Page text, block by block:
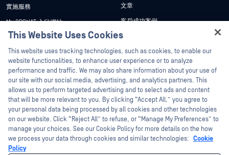
實施服務
My OPSWAT 入口網站
技術檔案
訓練
漏洞通報計畫
合作夥伴
認證
技術合作夥伴
管道合作夥伴計劃
文章
客戶成功案例
新聞稿
新聞報導
網路研討會
產品型錄
白皮書
免費工具
This Website Uses Cookies
This website uses tracking technologies, such as cookies, to enable our
website functionalities, to enhance user experience or to analyze
performance and traffic. We may also share information about your use of
our site with our social media, advertising, and analytics partners. This
allows us to perform targeted advertising and to select ads and content
that will be more relevant to you. By clicking “Accept All,” you agree to
your personal data being processed by all cookies and other technologies
on our website. Click “Reject All” to refuse, or “Manage My Preferences” to
manage your choices. See our Cookie Policy for more details on the how
we process your data through cookies and similar technologies: Cookie
Policy
Hey there!
I'm Ozzy, your OPSWAT virtual assistant.
How can I help you secure what's critical
today?